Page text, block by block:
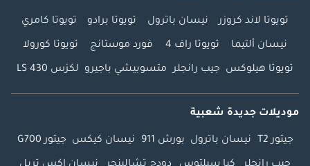
تويوتا لاند كروزر نيسان باترول تويوتا برادو تويوتا كامري
نيسان ألتيما تويوتا راف 4 فورد موستانج تويوتا كورولا
تويوتا هيلوكس جيب رانجلر متسوبيشي باجيرو لكزس LS 430
موديلات جديدة شعبية
جيتور T2 نيسان باترول بورش 911 نيسان كيكس جيتور G700